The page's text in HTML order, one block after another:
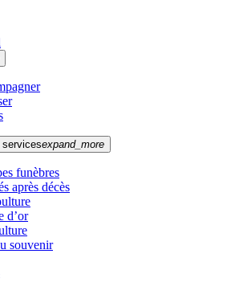
expand_more
funèbres
après décès
d’or
souvenir